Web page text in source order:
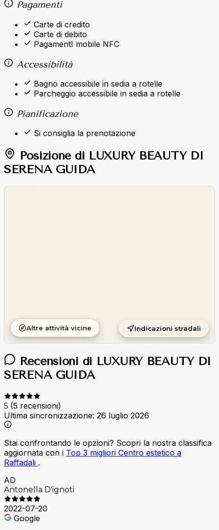
Pagamenti
Carte di credito
Carte di debito
PagamentI mobile NFC
Accessibilità
Bagno accessibile in sedia a rotelle
Parcheggio accessibile in sedia a rotelle
Pianificazione
Si consiglia la prenotazione
Posizione di LUXURY BEAUTY DI
SERENA GUIDA
Altre attività vicine Indicazioni stradali
Recensioni di LUXURY BEAUTY DI
SERENA GUIDA
5 (5 recensioni)
Ultima sincronizzazione: 26 luglio 2026
Stai confrontando le opzioni? Scopri la nostra classifica
aggiornata con i Top 3 migliori Centro estetico a
Raffadali .
AD
Antonella D'ignoti
2022-07-20
Google